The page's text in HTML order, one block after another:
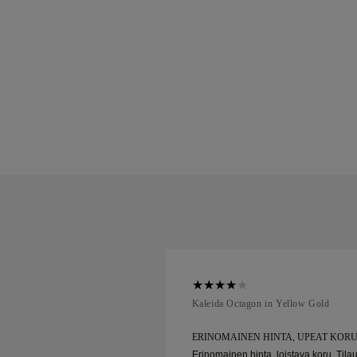
Kaleida Octagon in Yellow Gold
ERINOMAINEN HINTA, UPEAT
Erinomainen hinta, loistava koru.